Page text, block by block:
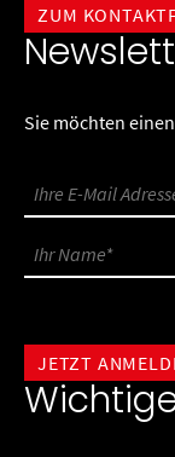
ZUM
Sie möchten